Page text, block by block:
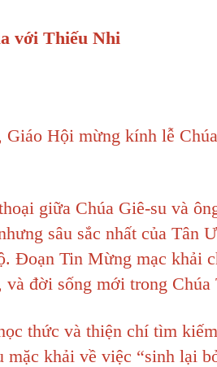
với Thiếu Nhi
Hội mừng kính lễ
giữa Chúa Giê-su và
sâu sắc nhất của Tân
Đoạn Tin Mừng mạc khải
đời sống mới trong
thức và thiện chí tìm
khải về việc “sinh lại